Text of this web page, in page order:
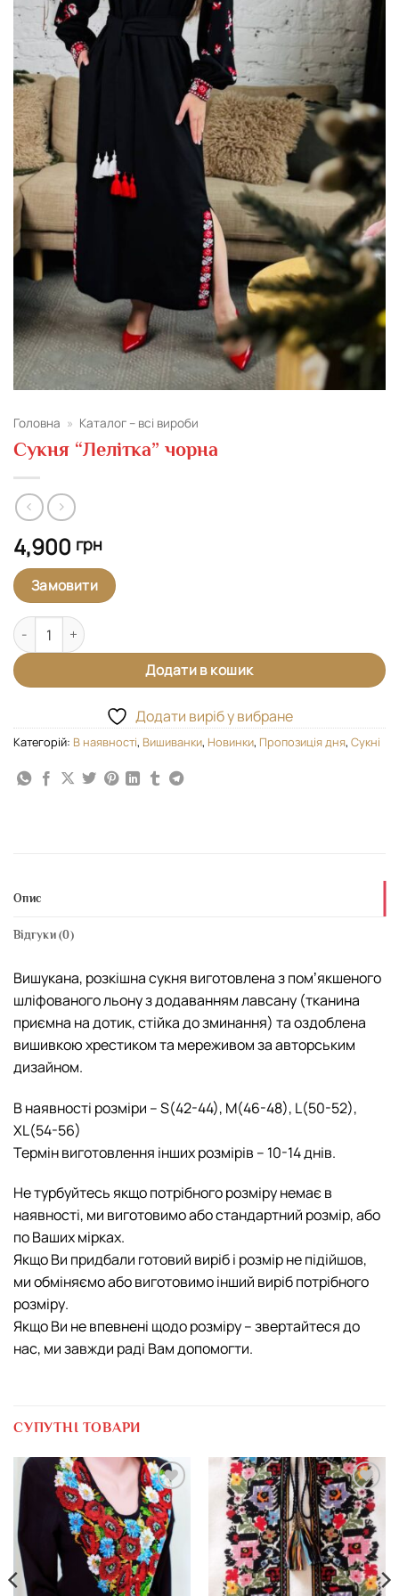
Головна » Каталог – всі вироби
Сукня “Лелітка” чорна
4,900 грн
Замовити
Сукня "Лелітка" чорна кількість
Додати в кошик
Додати виріб у вибране
Категорій: В наявності, Вишиванки, Новинки, Пропозиція дня, Сукні
Опис
Відгуки (0)
Вишукана, розкішна сукня виготовлена з помʼякшеного
шліфованого льону з додаванням лавсану (тканина
приємна на дотик, стійка до зминання) та оздоблена
вишивкою хрестиком та мереживом за авторським
дизайном.
В наявності розміри – S(42-44), M(46-48), L(50-52),
XL(54-56)
Термін виготовлення інших розмірів – 10-14 днів.
Не турбуйтесь якщо потрібного розміру немає в
наявності, ми виготовимо або стандартний розмір, або
по Ваших мірках.
Якщо Ви придбали готовий виріб і розмір не підійшов,
ми обміняємо або виготовимо інший виріб потрібного
розміру.
Якщо Ви не впевнені щодо розміру – звертайтеся до
нас, ми завжди раді Вам допомогти.
СУПУТНІ ТОВАРИ
Додати
виріб у
вибране
Додати
виріб у
вибране